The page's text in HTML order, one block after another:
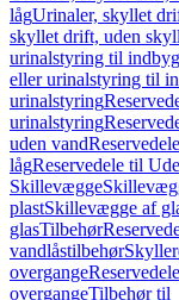
lågUrinaler, skyllet
skyllet drift, uden
urinalstyring til
eller urinalstyring til
urinalstyring
urinalstyring
uden vand
lågReservedele til
Skillevægge
plastSkillevægge af
glasTilbehør
vandlåstilbehør
overgange
overgangeTilbehør til